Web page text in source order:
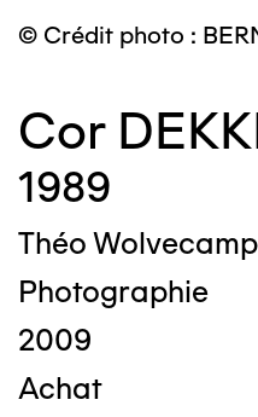
© Crédit photo :
Cor
1989
Théo Wolvecamp
Photographie
2009
Achat